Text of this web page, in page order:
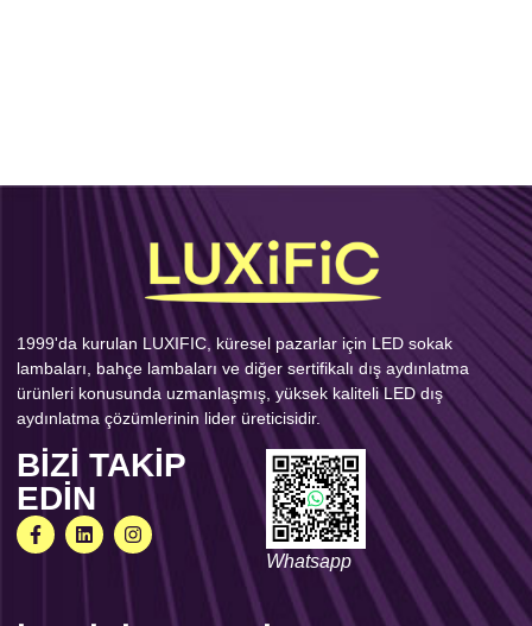
1999'da kurulan LUXIFIC, küresel pazarlar için LED sokak
lambaları, bahçe lambaları ve diğer sertifikalı dış aydınlatma
ürünleri konusunda uzmanlaşmış, yüksek kaliteli LED dış
aydınlatma çözümlerinin lider üreticisidir.
BIZI TAKIP
EDIN
Whatsapp